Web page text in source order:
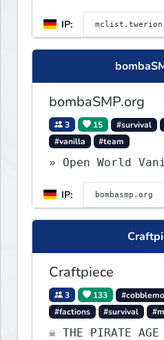
RELEASE ✈ 20%
IP:
bombaSMP.org
3 15 #survival
#vanilla
#team
» Open World
IP:
Craftpiece
3 133
#factions
#survival
☠ THE PIRATE